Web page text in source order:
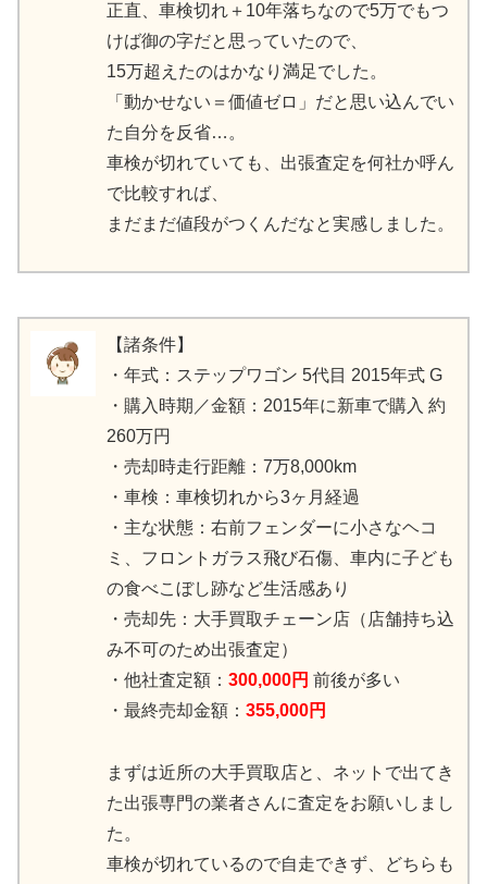
正直、車検切れ＋10年落ちなので5万でもつ
けば御の字だと思っていたので、
15万超えたのはかなり満足でした。
「動かせない＝価値ゼロ」だと思い込んでい
た自分を反省…。
車検が切れていても、出張査定を何社か呼ん
で比較すれば、
まだまだ値段がつくんだなと実感しました。
【諸条件】
・年式：ステップワゴン 5代目 2015年式 G
・購入時期／金額：2015年に新車で購入 約
260万円
・売却時走行距離：7万8,000km
・車検：車検切れから3ヶ月経過
・主な状態：右前フェンダーに小さなヘコ
ミ、フロントガラス飛び石傷、車内に子ども
の食べこぼし跡など生活感あり
・売却先：大手買取チェーン店（店舗持ち込
み不可のため出張査定）
・他社査定額： 300,000円 前後が多い
・最終売却金額： 355,000円
まずは近所の大手買取店と、ネットで出てき
た出張専門の業者さんに査定をお願いしまし
た。
車検が切れているので自走できず、どちらも